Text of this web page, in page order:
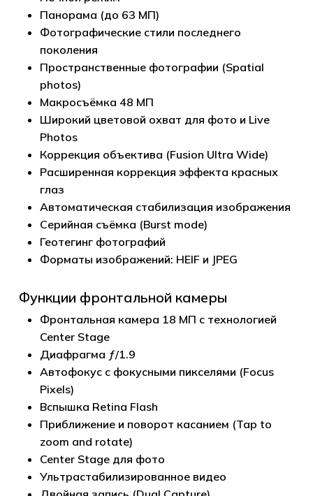
Корзина пуста.
Панорама (до 63 МП)
Фотографические стили последнего
поколения
Пространственные фотографии (Spatial
photos)
Макросъёмка 48 МП
Широкий цветовой охват для фото и Live
Photos
Коррекция объектива (Fusion Ultra Wide)
Расширенная коррекция эффекта красных
глаз
Автоматическая стабилизация изображения
Серийная съёмка (Burst mode)
Геотегинг фотографий
Форматы изображений: HEIF и JPEG
Функции фронтальной камеры
Фронтальная камера 18 МП с технологией
Center Stage
Диафрагма ƒ/1.9
Автофокус с фокусными пикселями (Focus
Pixels)
Вспышка Retina Flash
Приближение и поворот касанием (Tap to
zoom and rotate)
Center Stage для фото
Ультрастабилизированное видео